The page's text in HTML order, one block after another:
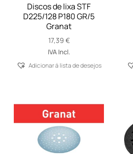
Discos de lixa STF
D225/128 P180 GR/5
Granat
17,39 €
IVA Incl.
Adicionar á lista de desejos